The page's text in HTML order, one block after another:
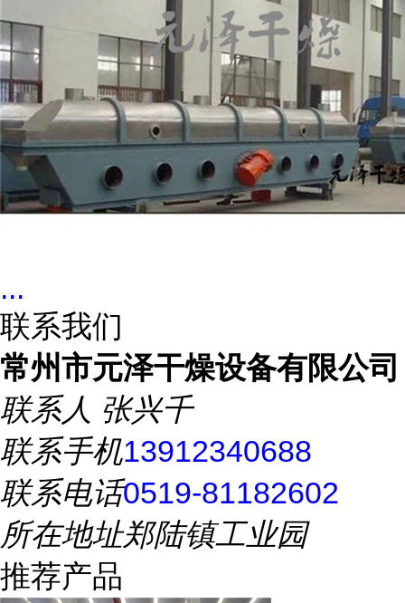
...
联系我们
常州市元泽干燥设备有限公司
联系人 张兴千
联系手机13912340688
联系电话0519-81182602
所在地址郑陆镇工业园
推荐产品